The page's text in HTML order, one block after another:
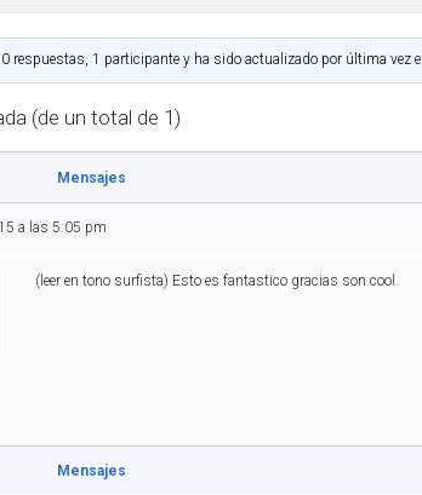
0 respuestas, 1 participante y ha sido actualizado por última vez el
(de un total de 1)
Mensajes
a las 5:05 pm
(leer en tono surfista) Esto es fantastico gracias son cool.
Mensajes